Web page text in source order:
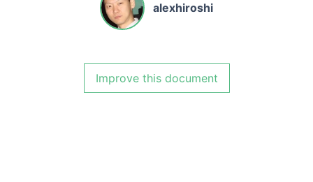
alexhiroshi
Improve this document